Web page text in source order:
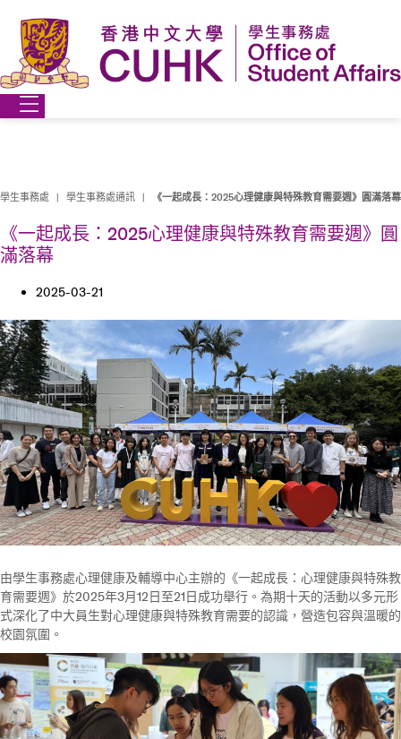
content
學生事務處 | 學生事務處通訊 | 《一起成長：2025心理健康與特殊教育需要週》圓滿落幕
《一起成長：2025心理健康與特殊教育需要週》圓
滿落幕
2025-03-21
由學生事務處心理健康及輔導中心主辦的《一起成長：心理健康與特殊教
育需要週》於2025年3月12日至21日成功舉行。為期十天的活動以多元形
式深化了中大員生對心理健康與特殊教育需要的認識，營造包容與溫暖的
校園氛圍。